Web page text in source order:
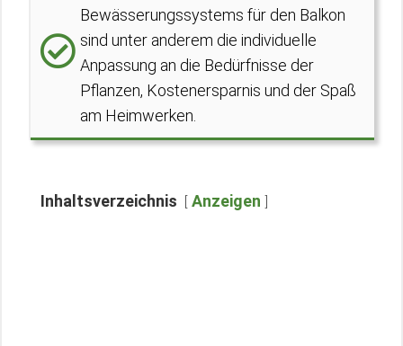
Bewässerungssystems für den Balkon
sind unter anderem die individuelle
Anpassung an die Bedürfnisse der
Pflanzen, Kostenersparnis und der Spaß
am Heimwerken.
Inhaltsverzeichnis Anzeigen